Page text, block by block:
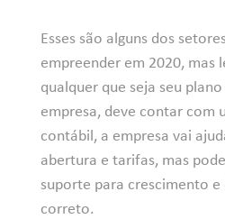
Esses são alguns dos
empreender em 2020, mas
qualquer que seja seu
empresa, deve contar com
contábil, a empresa vai
abertura e tarifas, mas
suporte para crescimento
correto.